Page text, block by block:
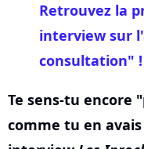
Retrouvez la
interview sur
consultation" !
Te sens-tu encore
comme tu en